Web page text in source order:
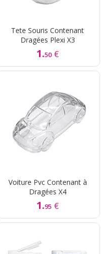
Tete Souris Contenant
Dragées Plexi X3
1.50 €
Voiture Pvc Contenant à
Dragées X4
1.95 €